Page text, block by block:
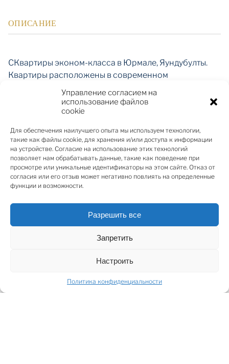
Управление согласием на
использование файлов
cookie
Для обеспечения наилучшего опыта мы используем технологии,
такие как файлы cookie, для хранения и/или доступа к информации
на устройстве. Согласие на использование этих технологий
позволяет нам обрабатывать данные, такие как поведение при
просмотре или уникальные идентификаторы на этом сайте. Отказ от
согласия или его отзыв может негативно повлиять на определенные
функции и возможности.
Разрешить все
Запретить
Настроить
Политика конфиденциальности
ОПИСАНИЕ
СКвартиры эконом-класса в Юрмале, Яундубулты.
Квартиры расположены в современном
реконструированном комплексе, в 10 минутах
ходьбы от моря, в красивой зеленой зоне. Здание
было полностью отремонтировано в 2023 году с
новейших решений. Возможна установка зарядных
станций для электромобилей. Жизнь в тихой Юрмале
– всего в 30 минутах езды от Риги, в 10 минутах
ходьбы от моря и рядом со станцией Яундубулту –
идеальное место.
Компактные апартаменты с удобной планировкой,
ничего лишнего – гостиная, совмещенная с
кухонной зоной, и отдельная спальня. Ценность
которые можно попасть отдельно из гостиной и
Квартиры станут отличными летними домами,